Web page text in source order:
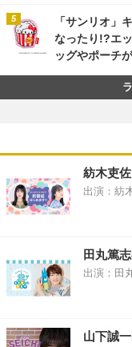
「サンリオ」
なったり!?エ
ッグやポーチ
紡木吏
出演：紡
田丸篤
出演：田
山下誠